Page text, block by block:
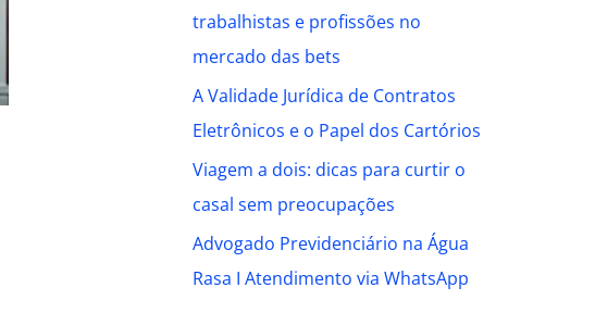
trabalhistas e profissões no
mercado das bets
A Validade Jurídica de Contratos
Eletrônicos e o Papel dos Cartórios
Viagem a dois: dicas para curtir o
casal sem preocupações
Advogado Previdenciário na Água
Rasa I Atendimento via WhatsApp